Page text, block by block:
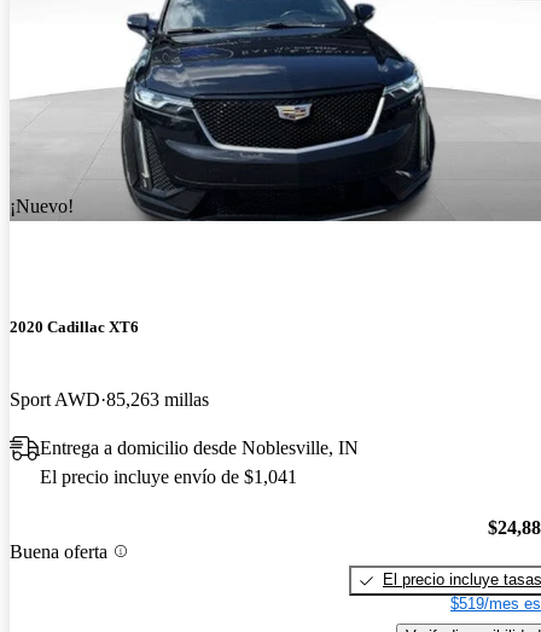
¡Nuevo!
2020 Cadillac XT6
Sport AWD 85,263 millas
Entrega a domicilio desde Noblesville, IN
El precio incluye envío de $1,041
Buena oferta
El precio incluye tasas
$519/mes